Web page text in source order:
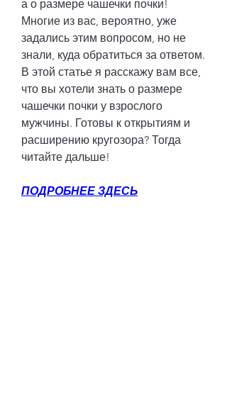
а о размере чашечки почки!
Многие из вас, вероятно, уже
задались этим вопросом, но не
знали, куда обратиться за ответом.
В этой статье я расскажу вам все,
что вы хотели знать о размере
чашечки почки у взрослого
мужчины. Готовы к открытиям и
расширению кругозора? Тогда
читайте дальше!
ПОДРОБНЕЕ ЗДЕСЬ